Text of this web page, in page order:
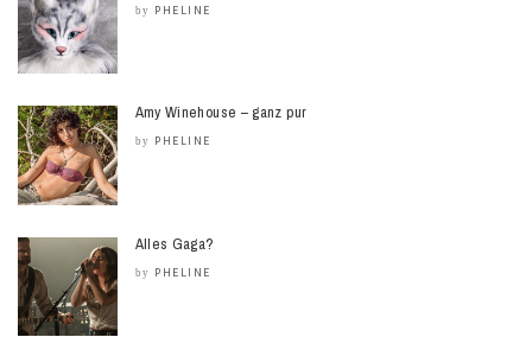
by PHELINE
Amy Winehouse – ganz pur
by PHELINE
Alles Gaga?
by PHELINE